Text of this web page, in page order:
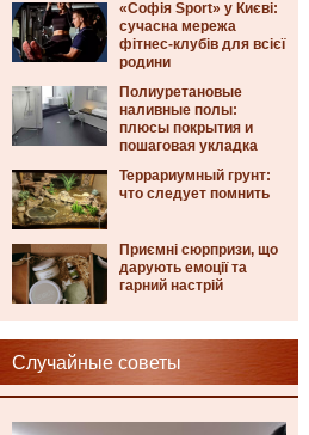
«Софія Sport» у Києві:
сучасна мережа
фітнес-клубів для всієї
родини
Полиуретановые
наливные полы:
плюсы покрытия и
пошаговая укладка
Террариумный грунт:
что следует помнить
Приємні сюрпризи, що
дарують емоції та
гарний настрій
Случайные советы